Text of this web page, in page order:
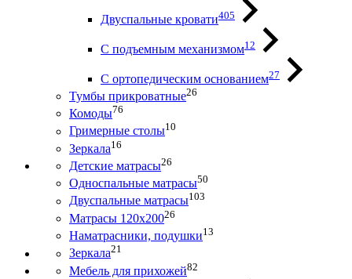
Двуспальные кровати405
С подъемным механизмом12
С ортопедическим основанием27
Тумбы прикроватные26
Комоды76
Гримерные столы10
Зеркала16
Детские матрасы26
Односпальные матрасы50
Двуспальные матрасы103
Матрасы 120х20026
Наматрасники, подушки13
Зеркала21
Мебель для прихожей82